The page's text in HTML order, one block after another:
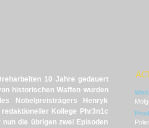
10 Jahre gedauert
historischen Waffen wurden
Nobelpreisträgers Henryk
Kollege Phr3n1c
die übrigen zwei Episoden